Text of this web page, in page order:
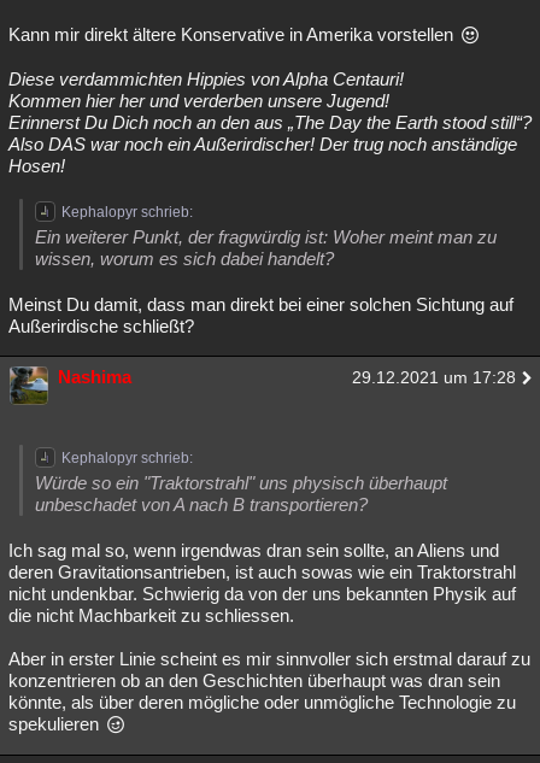
Kann mir direkt ältere Konservative in Amerika vorstellen
Diese verdammichten Hippies von Alpha Centauri!
Kommen hier her und verderben unsere Jugend!
Erinnerst Du Dich noch an den aus „The Day the Earth stood still“?
Also DAS war noch ein Außerirdischer! Der trug noch anständige
Hosen!
Kephalopyr schrieb:
Ein weiterer Punkt, der fragwürdig ist: Woher meint man zu
wissen, worum es sich dabei handelt?
Meinst Du damit, dass man direkt bei einer solchen Sichtung auf
Außerirdische schließt?
Nashima 29.12.2021 um 17:28
Kephalopyr schrieb:
Würde so ein "Traktorstrahl" uns physisch überhaupt
unbeschadet von A nach B transportieren?
Ich sag mal so, wenn irgendwas dran sein sollte, an Aliens und
deren Gravitationsantrieben, ist auch sowas wie ein Traktorstrahl
nicht undenkbar. Schwierig da von der uns bekannten Physik auf
die nicht Machbarkeit zu schliessen.
Aber in erster Linie scheint es mir sinnvoller sich erstmal darauf zu
konzentrieren ob an den Geschichten überhaupt was dran sein
könnte, als über deren mögliche oder unmögliche Technologie zu
spekulieren